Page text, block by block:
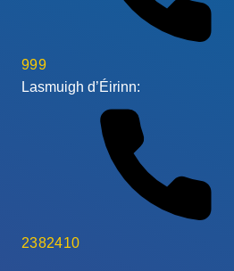
999
Lasmuigh d’Éirinn:
2382410